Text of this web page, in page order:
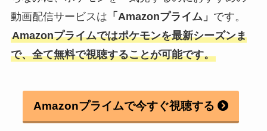
動画配信サービスは 「Amazonプライム」 です。
Amazonプライムではポケモンを最新シーズンま
で、全て無料で視聴することが可能です。
Amazonプライムで今すぐ視聴する